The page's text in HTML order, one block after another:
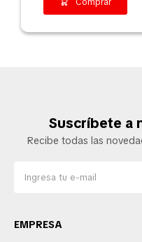
Suscríbete a
Recibe todas las
EMPRESA